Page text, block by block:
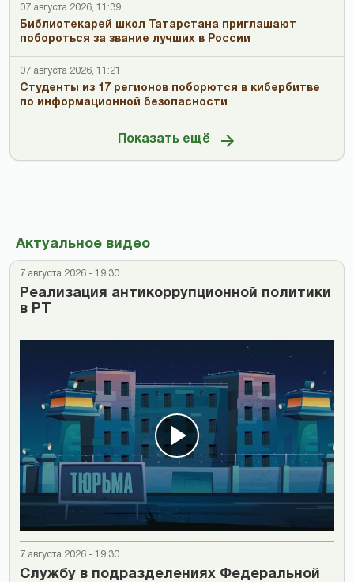
07 августа 2026, 11:39
Библиотекарей школ Татарстана приглашают
побороться за звание лучших в России
07 августа 2026, 11:21
Студенты из 17 регионов поборются в кибербитве
по информационной безопасности
Показать ещё
Актуальное видео
7 августа 2026 - 19:30
Реализация антикоррупционной политики
в РТ
7 августа 2026 - 19:30
Cлужбу в подразделениях Федеральной